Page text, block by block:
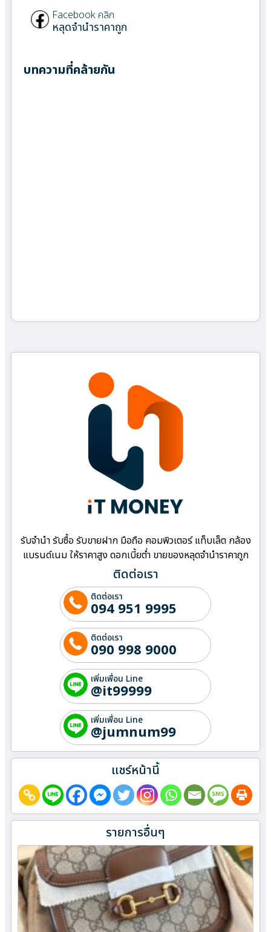
Facebook คลิก
หลุดจำนำราคาถูก
บทความที่คล้ายกัน
รับจำนำ รับซื้อ รับขายฝาก มือถือ คอมพิวเตอร์ แท็บเล็ต กล้อง
แบรนด์เนม ให้ราคาสูง ดอกเบี้ยต่ำ ขายของหลุดจำนำราคาถูก
ติดต่อเรา
ติดต่อเรา
094 951 9995
ติดต่อเรา
090 998 9000
เพิ่มเพื่อน Line
@it99999
เพิ่มเพื่อน Line
@jumnum99
แชร์หน้านี้
รายการอื่นๆ